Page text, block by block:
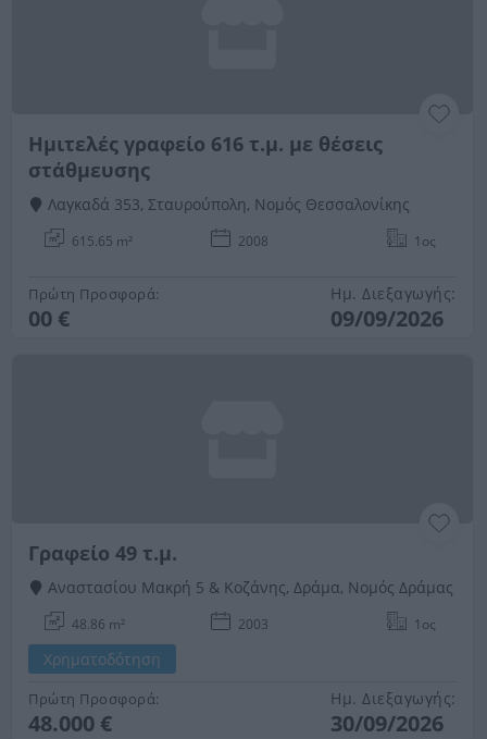
Ημιτελές γραφείο 616 τ.μ. με θέσεις
στάθμευσης
Λαγκαδά 353, Σταυρούπολη, Νομός Θεσσαλονίκης
615.65 m² 2008 1ος
Πρώτη Προσφορά:
00 €
Ημ. Διεξαγωγής:
09/09/2026
Γραφείο 49 τ.μ.
Αναστασίου Μακρή 5 & Κοζάνης, Δράμα, Νομός Δράμας
48.86 m² 2003 1ος
Χρηματοδότηση
Πρώτη Προσφορά:
48.000 €
Ημ. Διεξαγωγής:
30/09/2026